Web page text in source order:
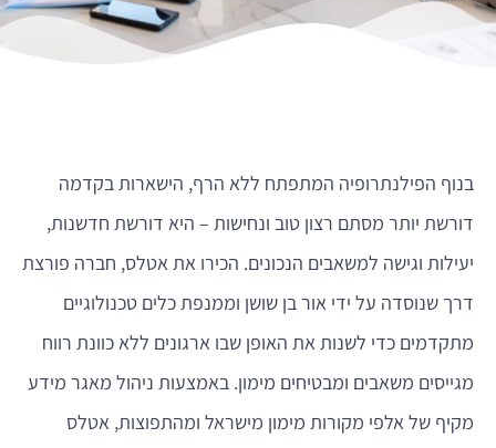
בנוף הפילנתרופיה המתפתח ללא הרף, הישארות בקדמה
דורשת יותר מסתם רצון טוב ונחישות – היא דורשת חדשנות,
יעילות וגישה למשאבים הנכונים. הכירו את אטלס, חברה פורצת
דרך שנוסדה על ידי אור בן שושן וממנפת כלים טכנולוגיים
מתקדמים כדי לשנות את האופן שבו ארגונים ללא כוונת רווח
מגייסים משאבים ומבטיחים מימון. באמצעות ניהול מאגר מידע
מקיף של אלפי מקורות מימון מישראל ומהתפוצות, אטלס